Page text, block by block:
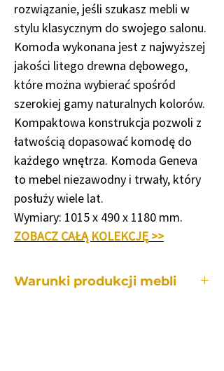
rozwiązanie, jeśli szukasz mebli w
stylu klasycznym do swojego salonu.
Komoda wykonana jest z najwyższej
jakości litego drewna dębowego,
które można wybierać spośród
szerokiej gamy naturalnych kolorów.
Kompaktowa konstrukcja pozwoli z
łatwością dopasować komodę do
każdego wnętrza. Komoda Geneva
to mebel niezawodny i trwały, który
posłuży wiele lat.
Wymiary: 1015 x 490 x 1180 mm.
ZOBACZ CAŁĄ KOLEKCJĘ >>
Warunki produkcji mebli